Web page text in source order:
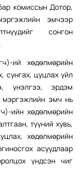
комиссын Дотор,
эмчээр
сонгон
ий хөдөлмөрийн
сунгах, цуцлах үйл
үнэлгээ, эрдэм
мэргэжлийн эмч нь
ийн хөдөлмөрийн
түүний хувь,
хөдөлмөрийн
асуудлаар
үндсэн чиг